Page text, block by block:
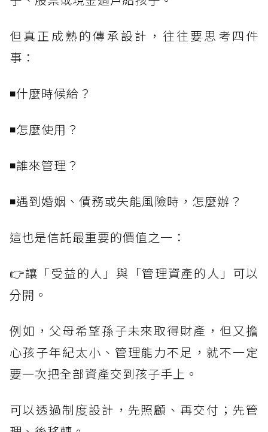
但真正成熟的傳承設計，往往要思考四件
事：
◾什麼時候給？
◾怎麼使用？
◾誰來管理？
◾遇到婚姻、債務或失能風險時，怎麼辦？
這也是信託最重要的價值之一：
👉讓「受益的人」與「管理資產的人」可以
分開。
例如，父母希望孫子未來取得財產，但又擔
心孩子年紀太小、管理能力不足，就不一定
要一次把全部資產交到孩子手上。
可以透過制度設計，先照顧、再交付；先管